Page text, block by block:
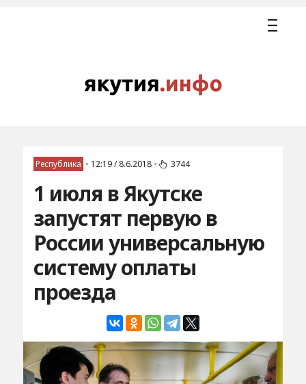
Республика • 12:19 / 8.6.2018 • 3744
1 июля в Якутске
запустят первую в
России универсальную
систему оплаты
проезда